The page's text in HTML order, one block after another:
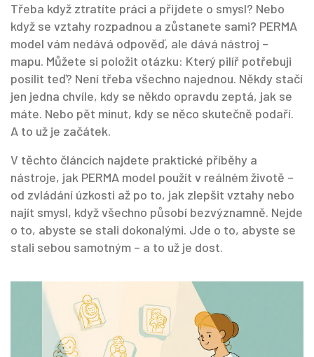
Třeba když ztratíte práci a přijdete o smysl? Nebo
když se vztahy rozpadnou a zůstanete sami? PERMA
model vám nedává odpověď, ale dává nástroj –
mapu. Můžete si položit otázku: Který pilíř potřebuji
posílit teď? Není třeba všechno najednou. Někdy stačí
jen jedna chvíle, kdy se někdo opravdu zeptá, jak se
máte. Nebo pět minut, kdy se něco skutečně podaří.
A to už je začátek.
V těchto článcích najdete praktické příběhy a
nástroje, jak PERMA model použít v reálném životě –
od zvládání úzkosti až po to, jak zlepšit vztahy nebo
najít smysl, když všechno působí bezvýznamně. Nejde
o to, abyste se stali dokonalými. Jde o to, abyste se
stali sebou samotným – a to už je dost.